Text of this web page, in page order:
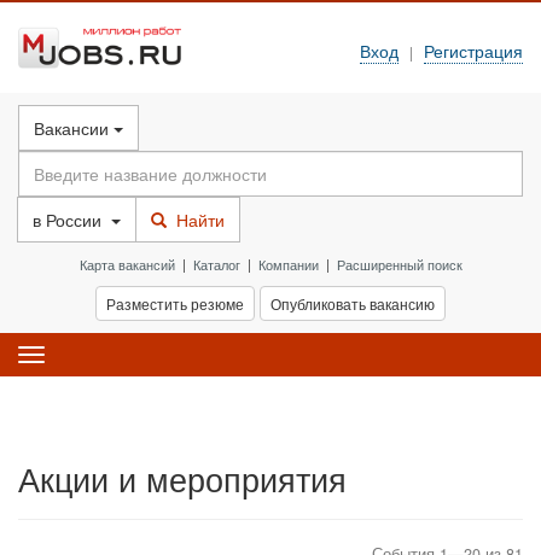
Вход | Регистрация
Вакансии
в России Найти
Карта вакансий| Каталог| Компании| Расширенный поиск
Разместить резюме Опубликовать вакансию
Toggle
navigation
Акции и мероприятия